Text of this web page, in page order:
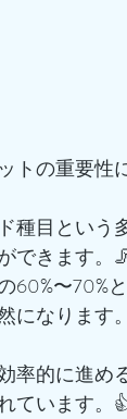
トの重要
種目とい
できます。
60%〜70%
になります
率的に進
ています。